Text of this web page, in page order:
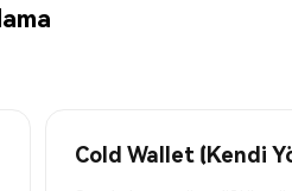
Cold Wallet (Kendi